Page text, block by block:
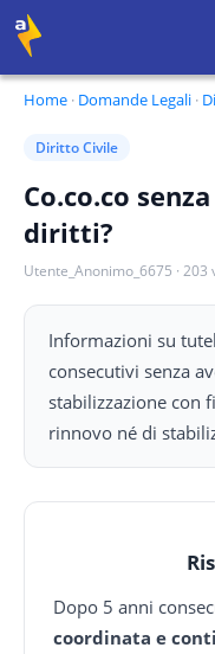
Home · Domande Legali ·
Diritto Civile
Co.co.co
diritti?
Utente_Anonimo_6675 · 203
Informazioni su
consecutivi senza
stabilizzazione con
rinnovo né di
Dopo 5 anni
coordinata e